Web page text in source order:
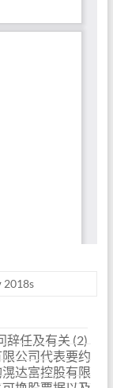
2018s
辞任及有关 (2)
公司代表要约
达富控股有限